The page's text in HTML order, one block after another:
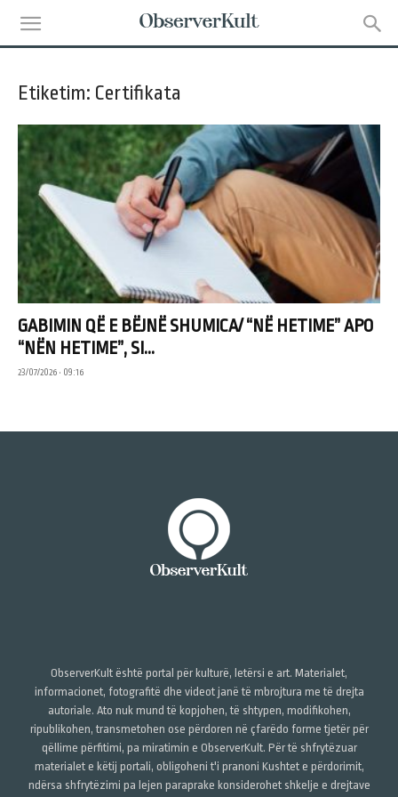
Etiketim: Certifikata
GABIMIN QË E BËJNË SHUMICA/ “NË HETIME” APO
“NËN HETIME”, SI...
23/07/2026 • 09:16
ObserverKult është portal për kulturë, letërsi e art. Materialet,
informacionet, fotografitë dhe videot janë të mbrojtura me të drejta
autoriale. Ato nuk mund të kopjohen, të shtypen, modifikohen,
ripublikohen, transmetohen ose përdoren në çfarëdo forme tjetër për
qëllime përfitimi, pa miratimin e ObserverKult. Për të shfrytëzuar
materialet e këtij portali, obligoheni t'i pranoni Kushtet e përdorimit,
ndërsa shfrytëzimi pa lejen paraprake konsiderohet shkelje e drejtave